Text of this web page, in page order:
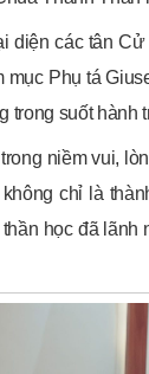
diện các tân
Phụ tá
trong suốt hành
niềm vui,
chỉ là
học đã lãnh